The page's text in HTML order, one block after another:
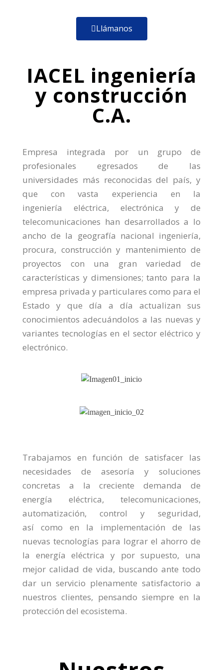
Llámanos
IACEL ingeniería
y construcción
C.A.
Empresa integrada por un grupo de
profesionales egresados de las
universidades más reconocidas del país, y
que con vasta experiencia en la
ingeniería eléctrica, electrónica y de
telecomunicaciones han desarrollados a lo
ancho de la geografía nacional ingeniería,
procura, construcción y mantenimiento de
proyectos con una gran variedad de
características y dimensiones; tanto para la
empresa privada y particulares como para el
Estado y que día a día actualizan sus
conocimientos adecuándolos a las nuevas y
variantes tecnologías en el sector eléctrico y
electrónico.
Trabajamos en función de satisfacer las
necesidades de asesoría y soluciones
concretas a la creciente demanda de
energía eléctrica, telecomunicaciones,
automatización, control y seguridad,
así como en la implementación de las
nuevas tecnologías para lograr el ahorro de
la energía eléctrica y por supuesto, una
mejor calidad de vida, buscando ante todo
dar un servicio plenamente satisfactorio a
nuestros clientes, pensando siempre en la
protección del ecosistema.